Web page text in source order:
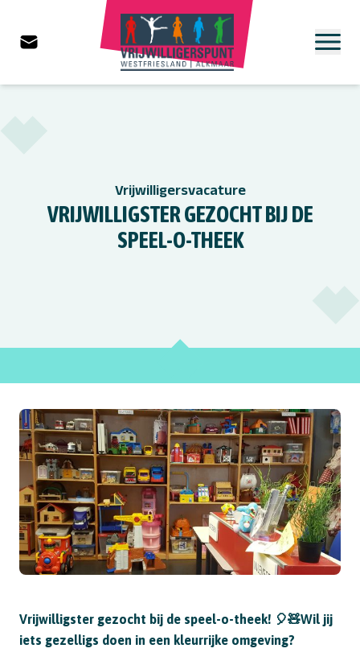
Vrijwilligersvacature
VRIJWILLIGSTER GEZOCHT BIJ DE
SPEEL-O-THEEK
Vrijwilligster gezocht bij de speel-o-theek! 🎈🧸Wil jij
iets gezelligs doen in een kleurrijke omgeving?